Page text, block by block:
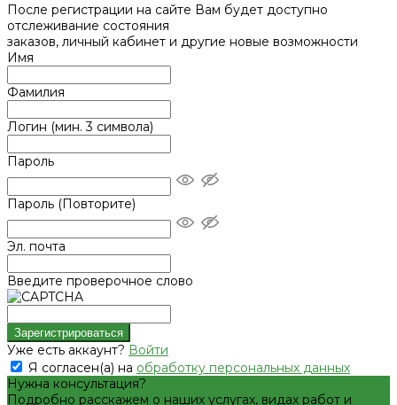
После регистрации на сайте Вам будет доступно
отслеживание состояния
заказов, личный кабинет и другие новые возможности
Имя
Фамилия
Логин (мин. 3 символа)
Пароль
Пароль (Повторите)
Эл. почта
Введите проверочное слово
Уже есть аккаунт? Войти
Я согласен(а) на обработку персональных данных
Нужна консультация?
Подробно расскажем о наших услугах, видах работ и